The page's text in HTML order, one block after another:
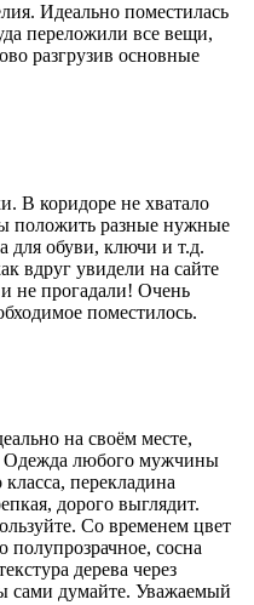
Идеально поместилась
переложили все вещи,
разгрузив основные
В коридоре не хватало
положить разные нужные
для обуви, ключи и т.д.
вдруг увидели на сайте
не прогадали! Очень
поместилось.
на своём месте,
Одежда любого мужчины
перекладина
дорого выглядит.
Со временем цвет
сосна
дерева через
сами думайте. Уважаемый